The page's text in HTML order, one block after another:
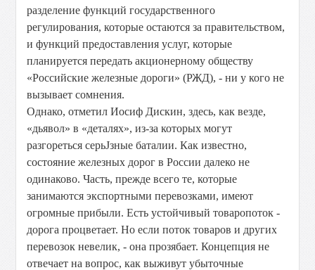
разделение функций государственного
регулирования, которые остаются за правительством,
и функций предоставления услуг, которые
планируется передать акционерному обществу
«Российские железные дороги» (РЖД), - ни у кого не
вызывает сомнения.
Однако, отметил Иосиф Дискин, здесь, как везде,
«дьявол» в «деталях», из-за которых могут
разгореться серьЈзные баталии. Как известно,
состояние железных дорог в России далеко не
одинаково. Часть, прежде всего те, которые
занимаются экспортными перевозками, имеют
огромные прибыли. Есть устойчивый товаропоток -
дорога процветает. Но если поток товаров и других
перевозок невелик, - она прозябает. Концепция не
отвечает на вопрос, как выживут убыточные